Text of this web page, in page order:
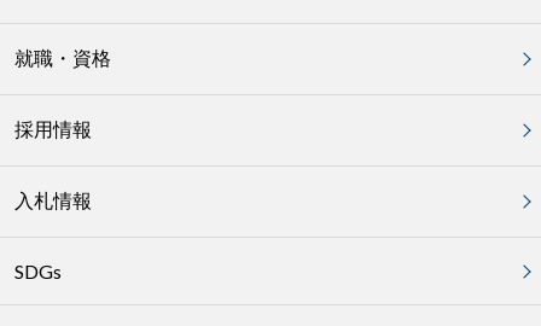
就職・資格
採用情報
入札情報
SDGs